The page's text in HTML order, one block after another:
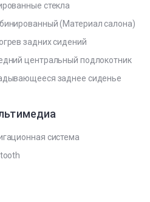
стекла
(Материал салона)
задних сидений
центральный подлокотник
заднее сиденье
система